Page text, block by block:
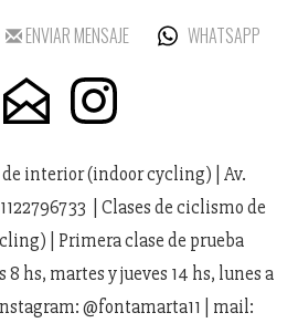
ENVIAR MENSAJE WHATSAPP
interior (indoor cycling) | Av.
| Clases de ciclismo de
| Primera clase de prueba
hs, martes y jueves 14 hs, lunes a
@fontamarta11 | mail: